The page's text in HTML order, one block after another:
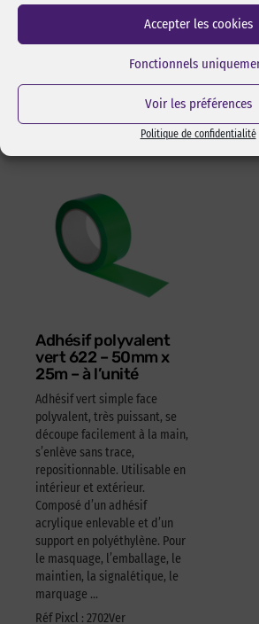
Accepter les cookies
Fonctionnels
Voir les préférences
Politique de confidentialité
isopropylique de marque
pixcl, idéal pour dégraisser
l’assemblage pas collage ou
Réf Pixcl : ALISPIXSPR005
4,05€ 4,86€TTC
HT
et sans
Réf Pixcl :
15,05€
Adhésif polyvalent
vert 622 – 50mm x
25m – à l’unité
Adhésif vert simple face
polyvalent, très puissant, se
découpe facilement à la main,
s’enlève sans trace,
repositionnable. Utilisable en
intérieur et extérieur.
Composé d’un adhésif
acrylique enlevable et d’un
support en polyéthylène. Pour
le masquage, l’emballage, le
maintien, la signalétique, le
marquage …
Réf Pixcl : 2702Ver